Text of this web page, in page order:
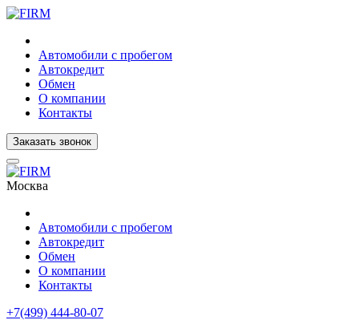
Автомобили с пробегом
Автокредит
Обмен
О компании
Контакты
Заказать звонок
Москва
Автомобили с пробегом
Автокредит
Обмен
О компании
Контакты
+7(499) 444-80-07